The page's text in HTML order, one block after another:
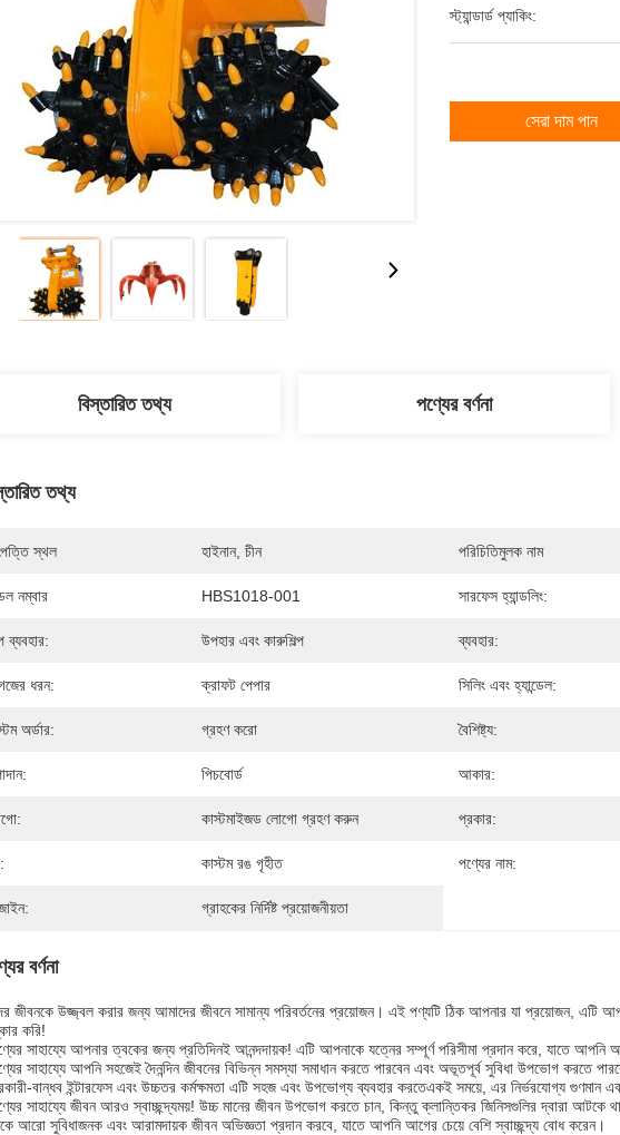
স্ট্যান্ডার্ড প্যাকিং:
সেরা দাম পান
বিস্তারিত তথ্য পণ্যের বর্ণনা
তথ্য
স্থল হাইনান, চীন পরিচিতিমুলক নাম
নম্বার HBS1018-001 সারফেস হ্যান্ডলিং:
ব্যবহার: উপহার এবং কারুশিল্প ব্যবহার:
ধরন: ক্রাফট পেপার সিলিং এবং হ্যান্ডেল:
অর্ডার: গ্রহণ করো বৈশিষ্ট্য:
পিচবোর্ড আকার:
কাস্টমাইজড লোগো গ্রহণ করুন প্রকার:
কাস্টম রঙ গৃহীত পণ্যের নাম:
গ্রাহকের নির্দিষ্ট প্রয়োজনীয়তা
বর্ণনা
জীবনকে উজ্জ্বল করার জন্য আমাদের জীবনে সামান্য পরিবর্তনের প্রয়োজন। এই পণ্যটি ঠিক আপনার যা প্রয়োজন, এটি
করি!
সাহায্যে আপনার ত্বকের জন্য প্রতিদিনই আনন্দদায়ক! এটি আপনাকে যত্নের সম্পূর্ণ পরিসীমা প্রদান করে, যাতে আপনি
সাহায্যে আপনি সহজেই দৈনন্দিন জীবনের বিভিন্ন সমস্যা সমাধান করতে পারবেন এবং অভূতপূর্ব সুবিধা উপভোগ করতে
বান্ধব ইন্টারফেস এবং উচ্চতর কর্মক্ষমতা এটি সহজ এবং উপভোগ্য ব্যবহার করতেএকই সময়ে, এর নির্ভরযোগ্য
সাহায্যে জীবন আরও স্বাচ্ছন্দ্যময়! উচ্চ মানের জীবন উপভোগ করতে চান, কিন্তু ক্লান্তিকর জিনিসগুলির দ্বারা আটকে
আরো সুবিধাজনক এবং আরামদায়ক জীবন অভিজ্ঞতা প্রদান করবে, যাতে আপনি আগের চেয়ে বেশি স্বাচ্ছন্দ্য বোধ করেন।